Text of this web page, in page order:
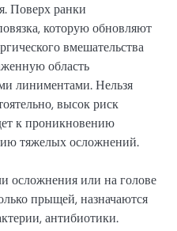
Поверх ранки
которую обновляют
вмешательства
область
линиментами. Нельзя
высок риск
к проникновению
тяжелых осложнений.
осложнения или на голове
прыщей, назначаются
антибиотики.